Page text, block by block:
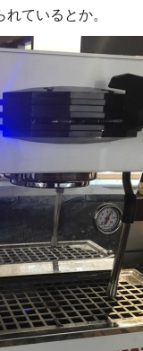
ているとか。